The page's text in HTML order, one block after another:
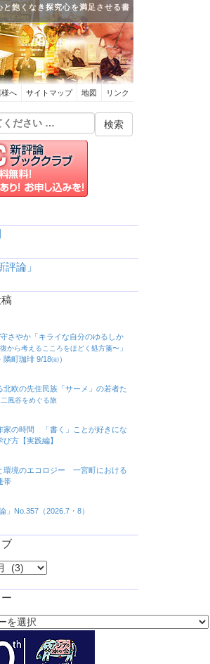
飽くなき探究心を満足させる書
様へ サイトマップ 地図 リンク
評論」
さやか「キライな自分のゆるしか
から考えるこころをほどく処方箋〜」
隣町珈琲 9/18㈮）
北欧の先住民族「サーメ」の若者た
風谷をめぐる旅
家の時間 「書く」ことが好きにな
方【実践編】
環境のエコロジー 一宮町における
帯
」No.357（2026.7・8）